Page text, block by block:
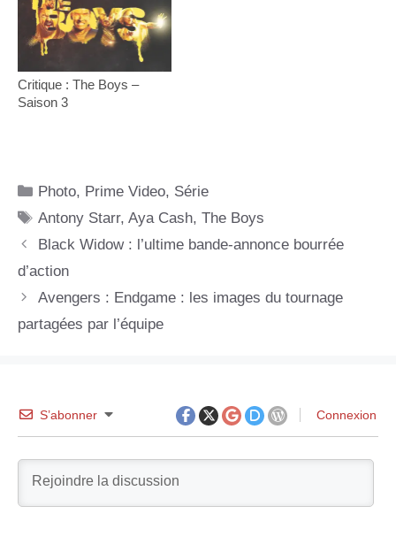
Critique : The Boys –
Saison 3
Catégories
Photo, Prime Video, Série
Étiquettes
Antony Starr,Aya Cash,The Boys
Black Widow : l’ultime bande-annonce bourrée
d’action
Avengers : Endgame : les images du tournage
partagées par l’équipe
S’abonner Connexion